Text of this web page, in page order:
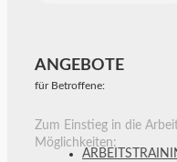
ANGEBOTE
für Betroffene:
Zum Einstieg in die
Möglichkeiten: